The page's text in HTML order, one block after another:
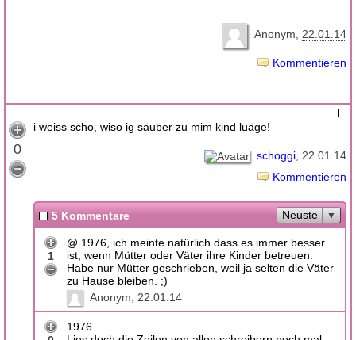
Anonym 22.01.14
Kommentieren
0
i weiss scho, wiso ig säuber zu mim kind luäge!
schoggi 22.01.14
Kommentieren
5 Kommentare Neuste
1
@ 1976, ich meinte natürlich dass es immer besser
ist, wenn Mütter oder Väter ihre Kinder betreuen.
Habe nur Mütter geschrieben, weil ja selten die Väter
zu Hause bleiben. ;)
Anonym
22.01.14
1976